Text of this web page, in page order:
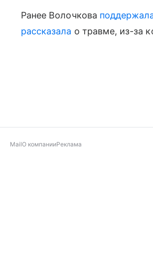
Ранее Волочкова
рассказала о травме, из-за
MailО компанииРеклама